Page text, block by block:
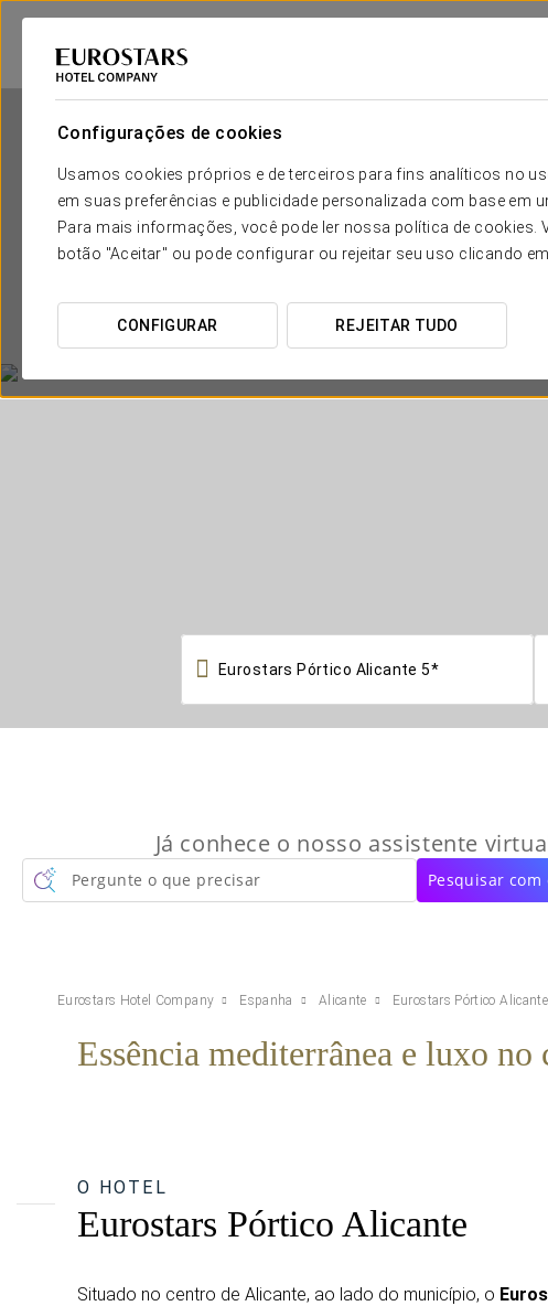
Configurações de cookies
Usamos cookies próprios e de terceiros para fins analíticos no
em suas preferências e publicidade personalizada com base em
Para mais informações, você pode ler nossa política de
botão "Aceitar" ou pode configurar ou rejeitar seu uso clicando
CONFIGURAR REJEITAR TUDO

Já conhece o nosso assistente
Pergunte o que precisar Pesquisar
Eurostars Hotel Company Espanha Alicante Eurostars Pórtico Alicante
Essência mediterrânea e luxo
O HOTEL
Eurostars Pórtico Alicante
Situado no centro de Alicante, ao lado do município, o